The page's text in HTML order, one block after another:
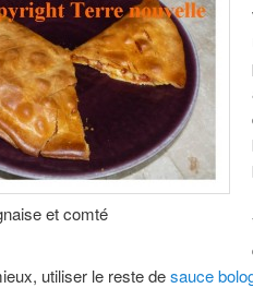
et comté
utiliser le reste desauce